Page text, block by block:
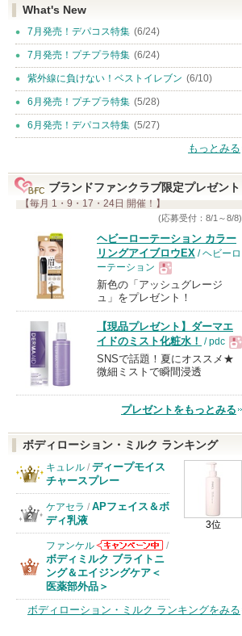
What's New
7月発売！デパコス特集 (6/24)
7月発売！プチプラ特集 (6/24)
紫外線に負けない！ベストイレブン (6/10)
6月発売！プチプラ特集 (5/28)
6月発売！デパコス特集 (5/27)
もっとみる
ブランドファンクラブ限定プレゼント
【毎月 1・9・17・24日 開催！】
(応募受付：8/1～8/8)
ヘビーローテーション カラー
リングアイブロウEX / ヘビーロ
ーテーション
現
品
新色の「アッシュグレージ
ュ」をプレゼント！
【現品プレゼント】ダーマエ
イドのミスト化粧水！ / pdc
現
品
SNSで話題！夏にオススメ★
微細ミストで瞬間浸透
プレゼントをもっとみる
ボディローション・ミルク ランキング
3位
キュレル / ディープモイス
チャースプレー
ケアセラ / APフェイス＆ボ
ディ乳液
ファンケル
ファンケルから
のお知らせがあ
ります
/
ボディミルク ブライトニ
ング＆エイジングケア＜
医薬部外品＞
ボディローション・ミルク ランキングをみる